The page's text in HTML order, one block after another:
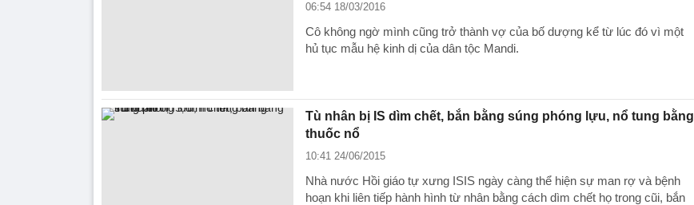
06:54 18/03/2016
Cô không ngờ mình cũng trở thành vợ của bố dượng kể từ lúc đó vì một
hủ tục mẫu hệ kinh dị của dân tộc Mandi.
Tù nhân bị IS dìm chết, bắn bằng súng phóng lựu, nổ tung bằng
thuốc nổ
10:41 24/06/2015
Nhà nước Hồi giáo tự xưng ISIS ngày càng thể hiện sự man rợ và bệnh
hoạn khi liên tiếp hành hình từ nhân bằng cách dìm chết họ trong cũi, bắn